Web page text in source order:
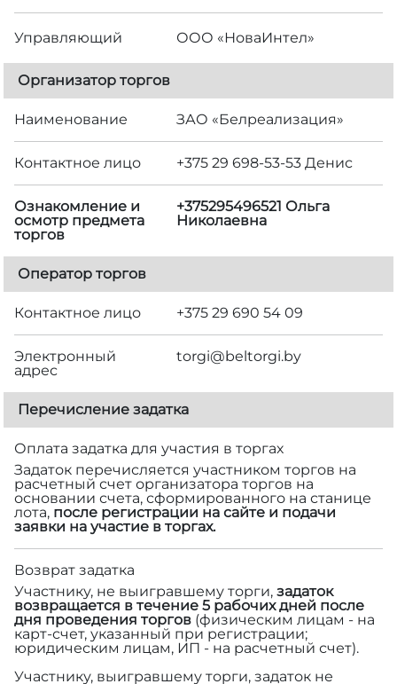
Управляющий ООО «НоваИнтел»
Организатор торгов
Наименование ЗАО «Белреализация»
Контактное лицо +375 29 698-53-53 Денис
Ознакомление и
осмотр предмета
торгов
+375295496521 Ольга
Николаевна
Оператор торгов
Контактное лицо +375 29 690 54 09
Электронный
адрес
torgi@beltorgi.by
Перечисление задатка
Оплата задатка для участия в торгах
Задаток перечисляется участником торгов на
расчетный счет организатора торгов на
основании счета, сформированного на станице
лота, после регистрации на сайте и подачи
заявки на участие в торгах.
Возврат задатка
Участнику, не выигравшему торги, задаток
возвращается в течение 5 рабочих дней после
дня проведения торгов (физическим лицам - на
карт-счет, указанный при регистрации;
юридическим лицам, ИП - на расчетный счет).
Участнику, выигравшему торги, задаток не